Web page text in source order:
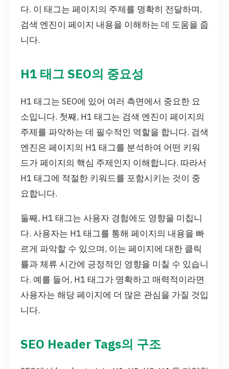
다. 이 태그는 페이지의 주제를 명확히 전달하며,
검색 엔진이 페이지 내용을 이해하는 데 도움을 줍
니다.
H1 태그 SEO의 중요성
H1 태그는 SEO에 있어 여러 측면에서 중요한 요
소입니다. 첫째, H1 태그는 검색 엔진이 페이지의
주제를 파악하는 데 필수적인 역할을 합니다. 검색
엔진은 페이지의 H1 태그를 분석하여 어떤 키워
드가 페이지의 핵심 주제인지 이해합니다. 따라서
H1 태그에 적절한 키워드를 포함시키는 것이 중
요합니다.
둘째, H1 태그는 사용자 경험에도 영향을 미칩니
다. 사용자는 H1 태그를 통해 페이지의 내용을 빠
르게 파악할 수 있으며, 이는 페이지에 대한 클릭
률과 체류 시간에 긍정적인 영향을 미칠 수 있습니
다. 예를 들어, H1 태그가 명확하고 매력적이라면
사용자는 해당 페이지에 더 많은 관심을 가질 것입
니다.
SEO Header Tags의 구조